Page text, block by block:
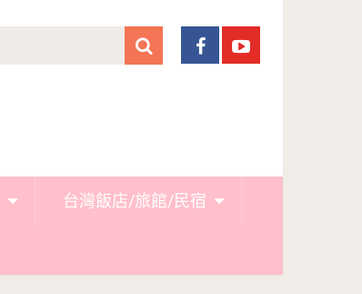
台灣飯店/旅館/民宿